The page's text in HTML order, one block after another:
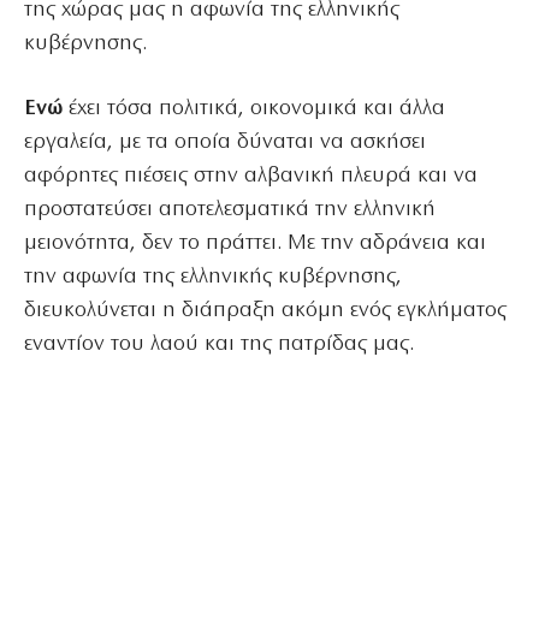
της χώρας μας η αφωνία της ελληνικής
κυβέρνησης.
Ενώ έχει τόσα πολιτικά, οικονομικά και άλλα
εργαλεία, με τα οποία δύναται να ασκήσει
αφόρητες πιέσεις στην αλβανική πλευρά και να
προστατεύσει αποτελεσματικά την ελληνική
μειονότητα, δεν το πράττει. Με την αδράνεια και
την αφωνία της ελληνικής κυβέρνησης,
διευκολύνεται η διάπραξη ακόμη ενός εγκλήματος
εναντίον του λαού και της πατρίδας μας.